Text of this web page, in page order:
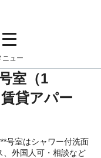
ニュー
室（1
貸アパー
号室はシャワー付洗面
、外国人可・相談など